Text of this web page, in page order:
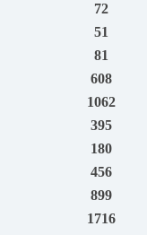
72
51
81
608
1062
395
180
456
899
1716